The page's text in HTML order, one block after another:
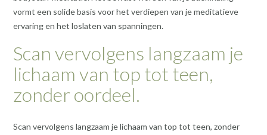
vormt een solide basis voor het verdiepen van je meditatieve
ervaring en het loslaten van spanningen.
Scan vervolgens langzaam je
lichaam van top tot teen,
zonder oordeel.
Scan vervolgens langzaam je lichaam van top tot teen, zonder